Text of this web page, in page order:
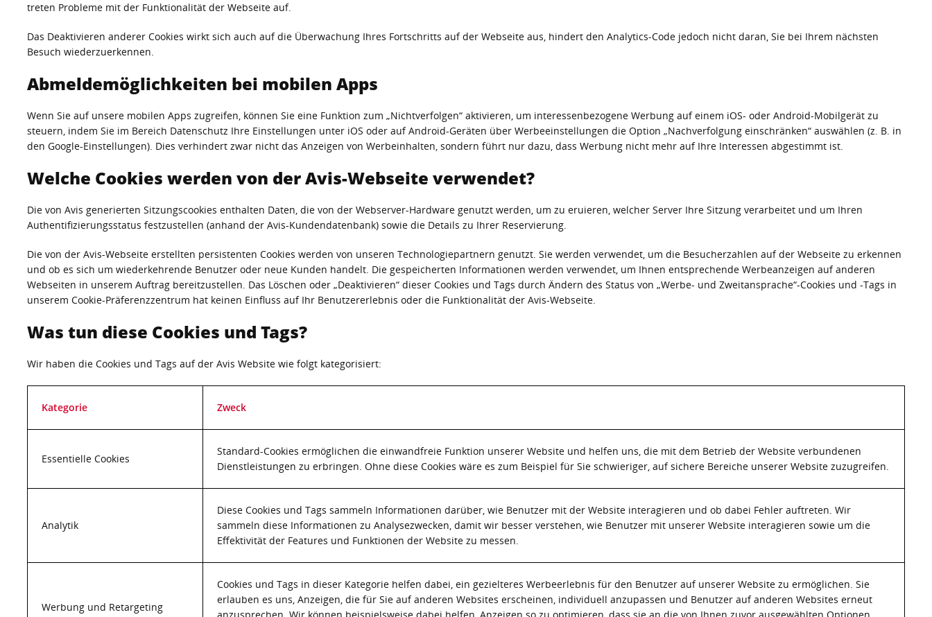
treten Probleme mit der Funktionalität der Webseite auf.
Das Deaktivieren anderer Cookies wirkt sich auch auf die Überwachung Ihres Fortschritts auf der Webseite aus, hindert den Analytics-Code jedoch nicht daran, Sie bei Ihrem nächsten
Besuch wiederzuerkennen.
Abmeldemöglichkeiten bei mobilen Apps
Wenn Sie auf unsere mobilen Apps zugreifen, können Sie eine Funktion zum „Nichtverfolgen“ aktivieren, um interessenbezogene Werbung auf einem iOS- oder Android-Mobilgerät zu
steuern, indem Sie im Bereich Datenschutz Ihre Einstellungen unter iOS oder auf Android-Geräten über Werbeeinstellungen die Option „Nachverfolgung einschränken“ auswählen (z. B. in
den Google-Einstellungen). Dies verhindert zwar nicht das Anzeigen von Werbeinhalten, sondern führt nur dazu, dass Werbung nicht mehr auf Ihre Interessen abgestimmt ist.
Welche Cookies werden von der Avis-Webseite verwendet?
Die von Avis generierten Sitzungscookies enthalten Daten, die von der Webserver-Hardware genutzt werden, um zu eruieren, welcher Server Ihre Sitzung verarbeitet und um Ihren
Authentifizierungsstatus festzustellen (anhand der Avis-Kundendatenbank) sowie die Details zu Ihrer Reservierung.
Die von der Avis-Webseite erstellten persistenten Cookies werden von unseren Technologiepartnern genutzt. Sie werden verwendet, um die Besucherzahlen auf der Webseite zu erkennen
und ob es sich um wiederkehrende Benutzer oder neue Kunden handelt. Die gespeicherten Informationen werden verwendet, um Ihnen entsprechende Werbeanzeigen auf anderen
Webseiten in unserem Auftrag bereitzustellen. Das Löschen oder „Deaktivieren“ dieser Cookies und Tags durch Ändern des Status von „Werbe- und Zweitansprache“-Cookies und -Tags in
unserem Cookie-Präferenzzentrum hat keinen Einfluss auf Ihr Benutzererlebnis oder die Funktionalität der Avis-Webseite.
Was tun diese Cookies und Tags?
Wir haben die Cookies und Tags auf der Avis Website wie folgt kategorisiert:
Kategorie Zweck
Essentielle Cookies
Standard-Cookies ermöglichen die einwandfreie Funktion unserer Website und helfen uns, die mit dem Betrieb der Website verbundenen
Dienstleistungen zu erbringen. Ohne diese Cookies wäre es zum Beispiel für Sie schwieriger, auf sichere Bereiche unserer Website zuzugreifen.
Analytik
Diese Cookies und Tags sammeln Informationen darüber, wie Benutzer mit der Website interagieren und ob dabei Fehler auftreten. Wir
sammeln diese Informationen zu Analysezwecken, damit wir besser verstehen, wie Benutzer mit unserer Website interagieren sowie um die
Effektivität der Features und Funktionen der Website zu messen.
Werbung und Retargeting
Cookies und Tags in dieser Kategorie helfen dabei, ein gezielteres Werbeerlebnis für den Benutzer auf unserer Website zu ermöglichen. Sie
erlauben es uns, Anzeigen, die für Sie auf anderen Websites erscheinen, individuell anzupassen und Benutzer auf anderen Websites erneut